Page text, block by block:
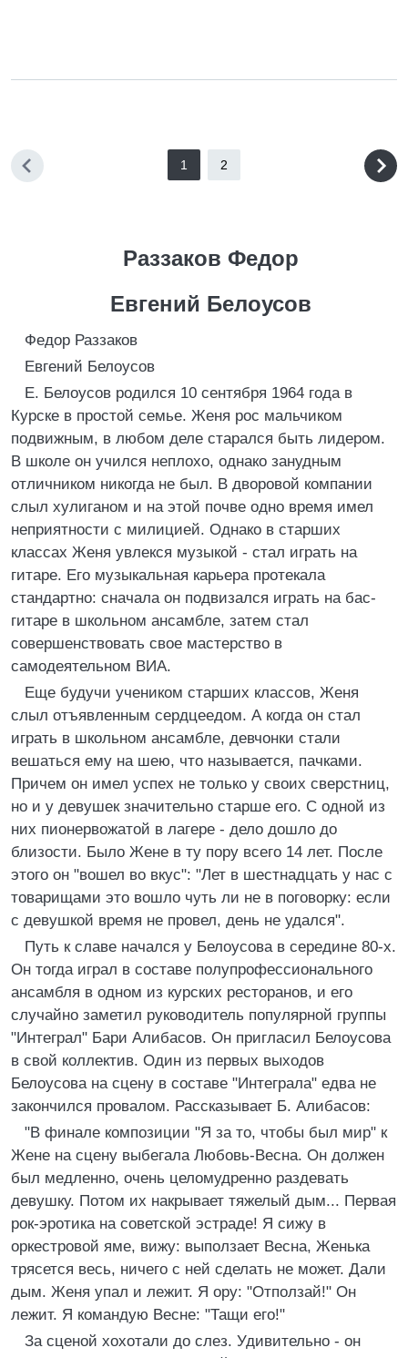
1 2
Раззаков Федор
Евгений Белоусов
Федор Раззаков
Евгений Белоусов
Е. Белоусов родился 10 сентября 1964 года в
Курске в простой семье. Женя рос мальчиком
подвижным, в любом деле старался быть лидером.
В школе он учился неплохо, однако занудным
отличником никогда не был. В дворовой компании
слыл хулиганом и на этой почве одно время имел
неприятности с милицией. Однако в старших
классах Женя увлекся музыкой - стал играть на
гитаре. Его музыкальная карьера протекала
стандартно: сначала он подвизался играть на бас-
гитаре в школьном ансамбле, затем стал
совершенствовать свое мастерство в
самодеятельном ВИА.
Еще будучи учеником старших классов, Женя
слыл отъявленным сердцеедом. А когда он стал
играть в школьном ансамбле, девчонки стали
вешаться ему на шею, что называется, пачками.
Причем он имел успех не только у своих сверстниц,
но и у девушек значительно старше его. С одной из
них пионервожатой в лагере - дело дошло до
близости. Было Жене в ту пору всего 14 лет. После
этого он "вошел во вкус": "Лет в шестнадцать у нас с
товарищами это вошло чуть ли не в поговорку: если
с девушкой время не провел, день не удался".
Путь к славе начался у Белоусова в середине 80-х.
Он тогда играл в составе полупрофессионального
ансамбля в одном из курских ресторанов, и его
случайно заметил руководитель популярной группы
"Интеграл" Бари Алибасов. Он пригласил Белоусова
в свой коллектив. Один из первых выходов
Белоусова на сцену в составе "Интеграла" едва не
закончился провалом. Рассказывает Б. Алибасов:
"В финале композиции "Я за то, чтобы был мир" к
Жене на сцену выбегала Любовь-Весна. Он должен
был медленно, очень целомудренно раздевать
девушку. Потом их накрывает тяжелый дым... Первая
рок-эротика на советской эстраде! Я сижу в
оркестровой яме, вижу: выползает Весна, Женька
трясется весь, ничего с ней сделать не может. Дали
дым. Женя упал и лежит. Я ору: "Отползай!" Он
лежит. Я командую Весне: "Тащи его!"
За сценой хохотали до слез. Удивительно - он